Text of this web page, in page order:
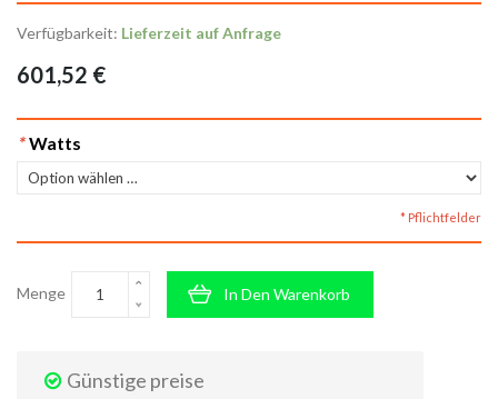
Verfügbarkeit: Lieferzeit auf Anfrage
601,52 €
* Watts
* Pflichtfelder
Menge In Den Warenkorb
Günstige preise